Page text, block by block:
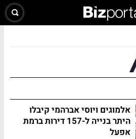
אלמוגים ויוסי אברהמי קיבלו
היתר בנייה ל-157 דירות ברמת
אפעל